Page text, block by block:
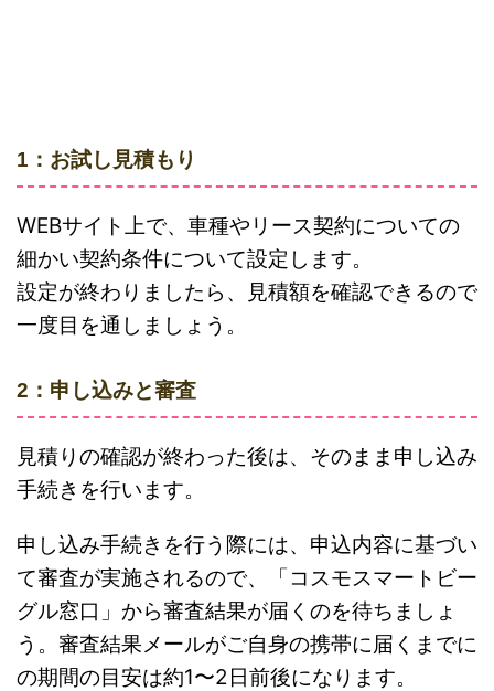
1：お試し見積もり
WEBサイト上で、車種やリース契約についての
細かい契約条件について設定します。
設定が終わりましたら、見積額を確認できるので
一度目を通しましょう。
2：申し込みと審査
見積りの確認が終わった後は、そのまま申し込み
手続きを行います。
申し込み手続きを行う際には、申込内容に基づい
て審査が実施されるので、「コスモスマートビー
グル窓口」から審査結果が届くのを待ちましょ
う。審査結果メールがご自身の携帯に届くまでに
の期間の目安は約1〜2日前後になります。